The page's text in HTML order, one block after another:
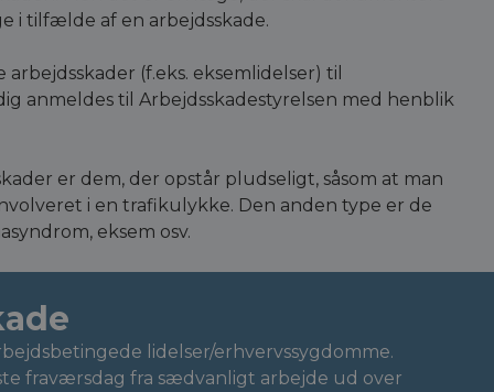
i tilfælde af en arbejdsskade.
(f.eks. eksemlidelser) til
anmeldes til Arbejdsskadestyrelsen med henblik
er dem, der opstår pludseligt, såsom at man
i en trafikulykke. Den anden type er de
eksem osv.
lidelser/erhvervssygdomme.
fraværsdag fra sædvanligt arbejde ud over